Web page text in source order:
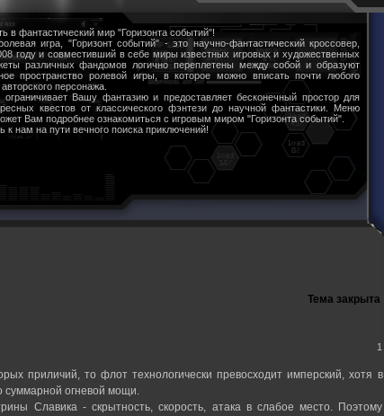
в фантастический мир "Горизонта событий"!
игра, "Горизонт событий" - это научно-фантастический кроссовер,
году и совместивший в себе миры известных игровых и художественных
различных фандомов логично переплетены между собой и образуют
пространство ролевой игры, в которое можно вписать почти любого
персонажа.
Вашу фантазию и предоставляет бесконечный простор для
квестов от классического фэнтези до научной фантастики. Меню
Вам подробнее ознакомиться с игровым миром "Горизонта событий".
к нам на пути вечного поиска приключений!
Тема закрыта
1
приличий, то флот технологически превосходит имперский, хотя в
суммарной огневой мощи.
Славика - скрытность, скорость, атака в слабое место. Поэтому